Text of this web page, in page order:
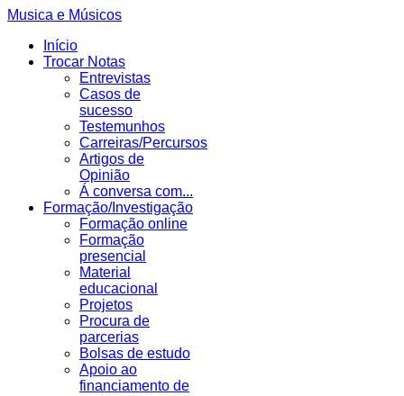
Musica e Músicos
Início
Trocar Notas
Entrevistas
Casos de
sucesso
Testemunhos
Carreiras/Percursos
Artigos de
Opinião
Á conversa com...
Formação/Investigação
Formação online
Formação
presencial
Material
educacional
Projetos
Procura de
parcerias
Bolsas de estudo
Apoio ao
financiamento de